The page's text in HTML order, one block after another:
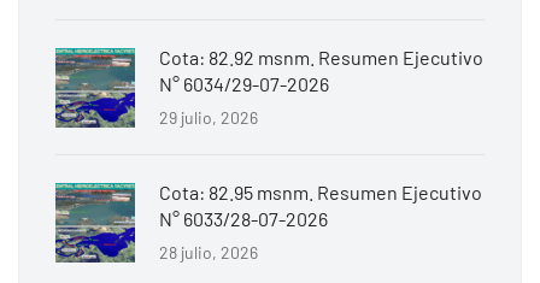
Cota: 82.92 msnm. Resumen Ejecutivo
N° 6034/29-07-2026
29 julio, 2026
Cota: 82.95 msnm. Resumen Ejecutivo
N° 6033/28-07-2026
28 julio, 2026